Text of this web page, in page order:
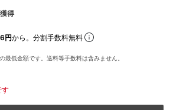
得
円から。分割手数料無料
最低金額です。送料等手数料は含みません。
す